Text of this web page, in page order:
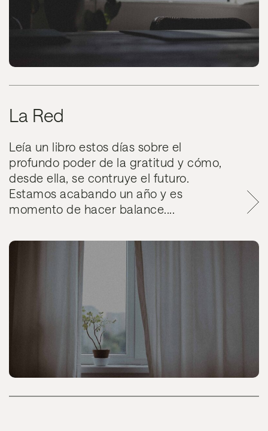
La Red
Leía un libro estos días sobre el
profundo poder de la gratitud y cómo,
desde ella, se contruye el futuro.
Estamos acabando un año y es
momento de hacer balance....